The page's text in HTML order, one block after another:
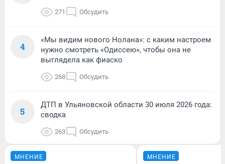
271 Обсудить
4
«Мы видим нового Нолана»: с каким настроем
нужно смотреть «Одиссею», чтобы она не
выглядела как фиаско
268 Обсудить
5
ДТП в Ульяновской области 30 июля 2026 года:
сводка
263 Обсудить
МНЕНИЕ МНЕНИЕ